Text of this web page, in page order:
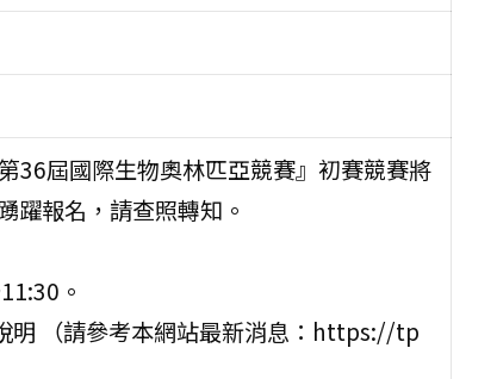
36屆國際生物奧林匹亞競賽』初賽競賽將
躍報名，請查照轉知。
。
明 （請參考本網站最新消息：https://tp